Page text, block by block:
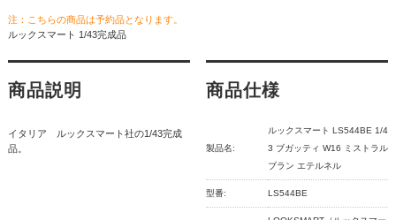
注：こちらの商品は予約品となります。
ルックスマート 1/43完成品
商品説明
イタリア ルックスマート社の1/43完成
品。
商品仕様
製品名:
ルックスマート LS544BE 1/4
3 ブガッティ W16 ミストラル
ブラン エテルネル
型番: LS544BE